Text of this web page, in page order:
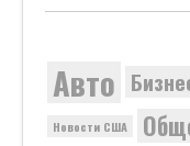
Авто
Новости США